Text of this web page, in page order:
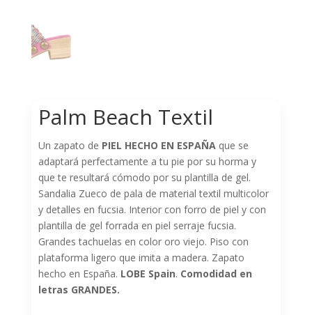
Palm Beach Textil
Un zapato de PIEL HECHO EN ESPAÑAque se
adaptará perfectamente a tu pie por su horma y
que te resultará cómodo por su plantilla de gel.
Sandalia Zueco de pala de material textil multicolor
y detalles en fucsia. Interior con forro de piel y con
plantilla de gel forrada en piel serraje fucsia.
Grandes tachuelas en color oro viejo. Piso con
plataforma ligero que imita a madera. Zapato
hecho en España. LOBE Spain. Comodidad en
letras GRANDES.